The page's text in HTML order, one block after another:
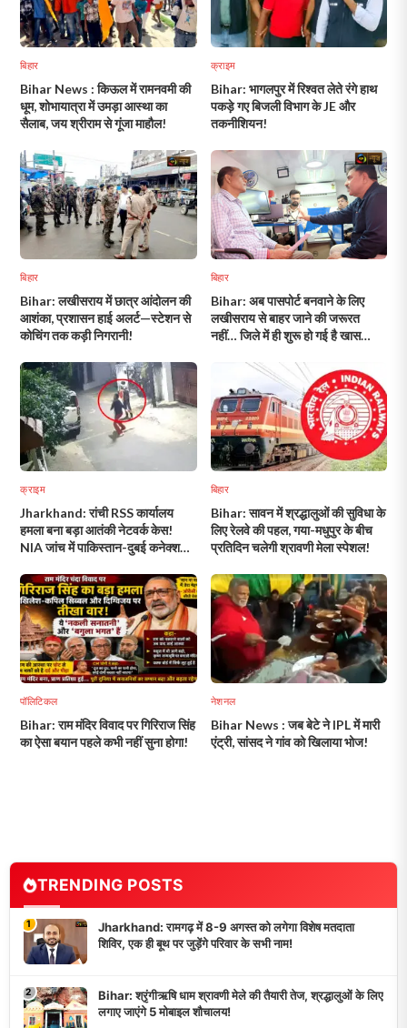
बिहार
Bihar News : किऊल में रामनवमी की
धूम, शोभायात्रा में उमड़ा आस्था का
सैलाब, जय श्रीराम से गूंजा माहौल!
क्राइम
Bihar: भागलपुर में रिश्वत लेते रंगे हाथ
पकड़े गए बिजली विभाग के JE और
तकनीशियन!
बिहार
Bihar: लखीसराय में छात्र आंदोलन की
आशंका, प्रशासन हाई अलर्ट—स्टेशन से
कोचिंग तक कड़ी निगरानी!
बिहार
Bihar: अब पासपोर्ट बनवाने के लिए
लखीसराय से बाहर जाने की जरूरत
नहीं… जिले में ही शुरू हो गई है खास
क्राइम
Jharkhand: रांची RSS कार्यालय
हमला बना बड़ा आतंकी नेटवर्क केस!
NIA जांच में पाकिस्तान-दुबई कनेक्शन
बिहार
Bihar: सावन में श्रद्धालुओं की सुविधा के
लिए रेलवे की पहल, गया-मधुपुर के बीच
प्रतिदिन चलेगी श्रावणी मेला स्पेशल!
पॉलिटिकल
Bihar: राम मंदिर विवाद पर गिरिराज सिंह
का ऐसा बयान पहले कभी नहीं सुना होगा!
नेशनल
Bihar News : जब बेटे ने IPL में मारी
एंट्री, सांसद ने गांव को खिलाया भोज!
TRENDING POSTS
1
Jharkhand: रामगढ़ में 8-9 अगस्त को लगेगा विशेष मतदाता
शिविर, एक ही बूथ पर जुड़ेंगे परिवार के सभी नाम!
2
Bihar: श्रृंगीऋषि धाम श्रावणी मेले की तैयारी तेज, श्रद्धालुओं के लिए
लगाए जाएंगे 5 मोबाइल शौचालय!